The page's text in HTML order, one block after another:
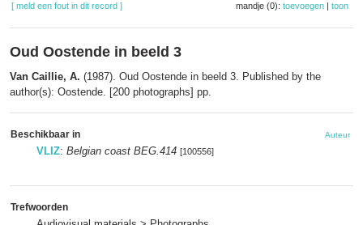
[ meld een fout in dit record ] mandje (0): toevoegen | toon
Oud Oostende in beeld 3
Van Caillie, A. (1987). Oud Oostende in beeld 3. Published by the
author(s): Oostende. [200 photographs] pp.
Beschikbaar in Auteur
VLIZ: Belgian coast BEG.414 [100556]
Trefwoorden